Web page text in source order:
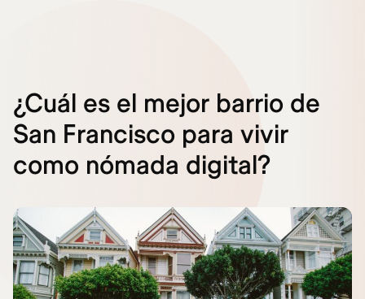
¿Cuál es el mejor barrio de
San Francisco para vivir
como nómada digital?